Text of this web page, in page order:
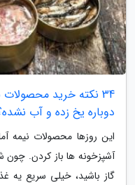
34 نکته خرید
دوباره یخ زده و آب
این روزها محصولات نیمه
آشپزخونه ها باز کردن.
گاز باشید، خیلی سریع یه